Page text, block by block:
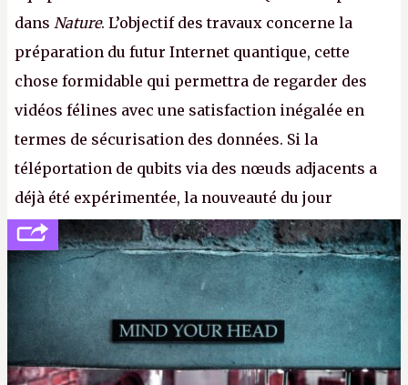
dans Nature. L’objectif des travaux concerne la
préparation du futur Internet quantique, cette
chose formidable qui permettra de regarder des
vidéos félines avec une satisfaction inégalée en
termes de sécurisation des données. Si la
téléportation de qubits via des nœuds adjacents a
déjà été expérimentée, la nouveauté du jour
concerne le recours à des nœuds distants, pour ne
pas dire un réseau quantique multimédia interactif
(avec l’option Péritel). (
http://cpc.cx/AH432N4
Crédit photo : QuTech / Nature)